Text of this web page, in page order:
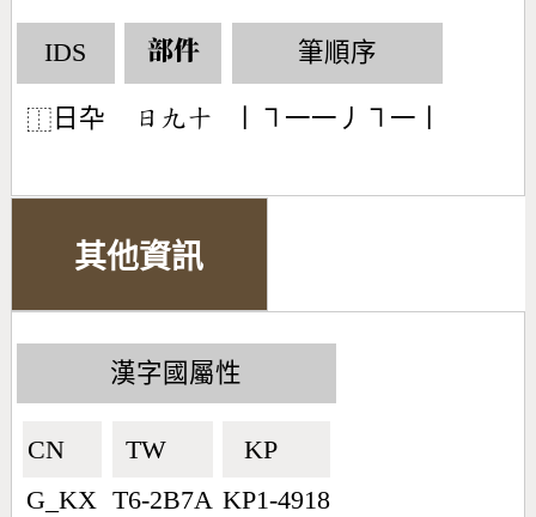
IDS
⿰ 日卆
部件
󶃐󶁙󶀓
筆順序
丨㇕一一丿㇕一丨
其他資訊
漢字國屬性
CN🇨🇳
G_KX
TW🇹🇼
T6-2B7A
KP🇰🇵
KP1-4918